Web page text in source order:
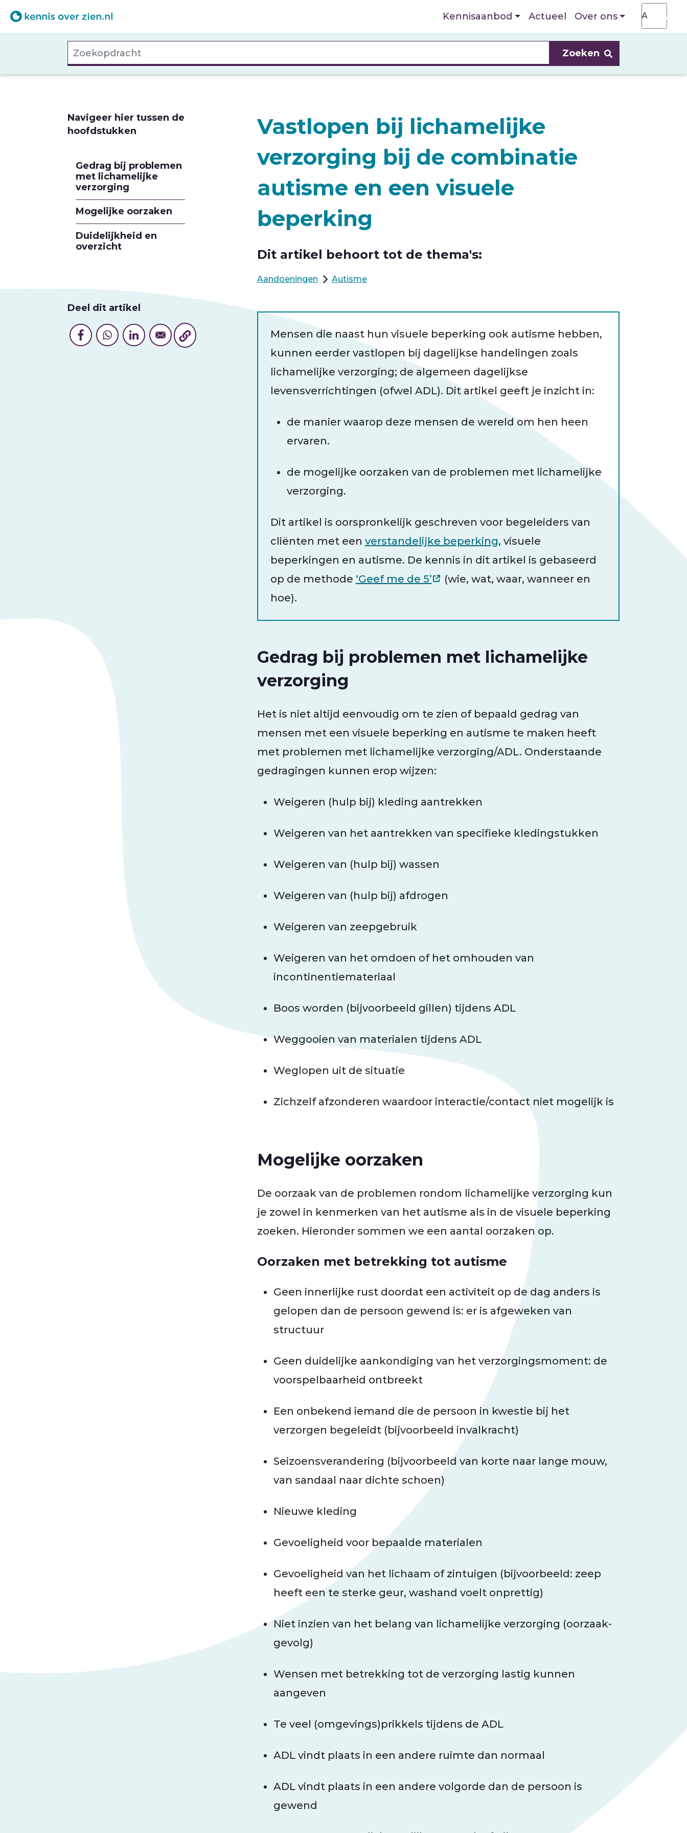
Overslaan
Kennisaanbod Actueel Over ons A A
Zoekopdracht
Vastlopen bij lichamelijke
verzorging bij de combinatie
autisme en een visuele
beperking
Dit artikel behoort tot de thema's:
Aandoeningen Autisme
Mensen die naast hun visuele beperking ook autisme hebben,
kunnen eerder vastlopen bij dagelijkse handelingen zoals
lichamelijke verzorging; de algemeen dagelijkse
levensverrichtingen (ofwel ADL). Dit artikel geeft je inzicht in:
de manier waarop deze mensen de wereld om hen heen
ervaren.
de mogelijke oorzaken van de problemen met lichamelijke
verzorging.
Dit artikel is oorspronkelijk geschreven voor begeleiders van
cliënten met een verstandelijke beperking, visuele
beperkingen en autisme. De kennis in dit artikel is gebaseerd
op de methode ‘Geef me de 5’
(wie, wat, waar, wanneer en
hoe).
Gedrag bij problemen met lichamelijke
verzorging
Het is niet altijd eenvoudig om te zien of bepaald gedrag van
mensen met een visuele beperking en autisme te maken heeft
met problemen met lichamelijke verzorging/ADL. Onderstaande
gedragingen kunnen erop wijzen:
Weigeren (hulp bij) kleding aantrekken
Weigeren van het aantrekken van specifieke kledingstukken
Weigeren van (hulp bij) wassen
Weigeren van (hulp bij) afdrogen
Weigeren van zeepgebruik
Weigeren van het omdoen of het omhouden van
incontinentiemateriaal
Boos worden (bijvoorbeeld gillen) tijdens ADL
Weggooien van materialen tijdens ADL
Weglopen uit de situatie
Zichzelf afzonderen waardoor interactie/contact niet mogelijk is
Mogelijke oorzaken
De oorzaak van de problemen rondom lichamelijke verzorging kun
je zowel in kenmerken van het autisme als in de visuele beperking
zoeken. Hieronder sommen we een aantal oorzaken op.
Oorzaken met betrekking tot autisme
Geen innerlijke rust doordat een activiteit op de dag anders is
gelopen dan de persoon gewend is: er is afgeweken van
structuur
Geen duidelijke aankondiging van het verzorgingsmoment: de
voorspelbaarheid ontbreekt
Een onbekend iemand die de persoon in kwestie bij het
verzorgen begeleidt (bijvoorbeeld invalkracht)
Seizoensverandering (bijvoorbeeld van korte naar lange mouw,
van sandaal naar dichte schoen)
Nieuwe kleding
Gevoeligheid voor bepaalde materialen
Gevoeligheid van het lichaam of zintuigen (bijvoorbeeld: zeep
heeft een te sterke geur, washand voelt onprettig)
Niet inzien van het belang van lichamelijke verzorging (oorzaak-
gevolg)
Wensen met betrekking tot de verzorging lastig kunnen
aangeven
Te veel (omgevings)prikkels tijdens de ADL
ADL vindt plaats in een andere ruimte dan normaal
ADL vindt plaats in een andere volgorde dan de persoon is
gewend
Navigeer hier tussen de
hoofdstukken
Gedrag bij problemen
met lichamelijke
verzorging
Mogelijke oorzaken
Duidelijkheid en
overzicht
Deel dit artikel